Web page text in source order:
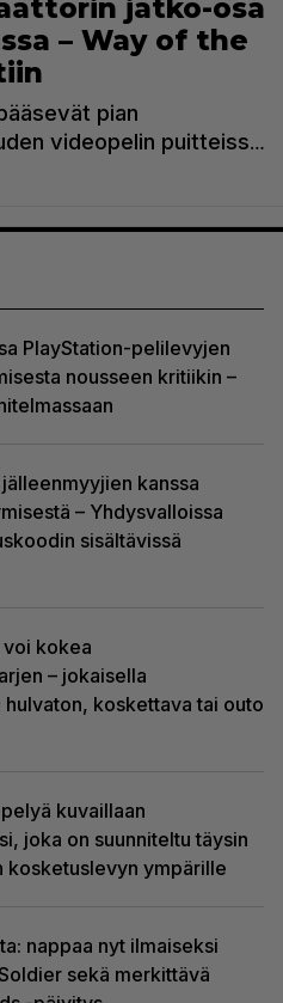
PlayStation-pelilevyjen
nousseen kritiikin –
kanssa
– Yhdysvalloissa
sisältävissä
voi kokea
– jokaisella
hulvaton, koskettava tai outo
kuvaillaan
joka on suunniteltu täysin
kosketuslevyn ympärille
nappaa nyt ilmaiseksi
sekä merkittävä